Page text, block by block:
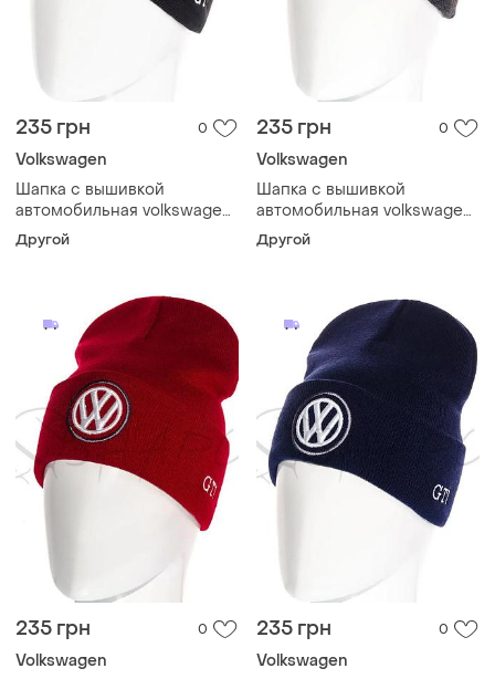
235 грн 0
Volkswagen
Шапка с вышивкой
автомобильная volkswagen
l20087 черный
Другой
235 грн 0
Volkswagen
Шапка с вышивкой
автомобильная volkswagen
l20087 темно-серый
Другой
235 грн 0
Volkswagen
235 грн 0
Volkswagen